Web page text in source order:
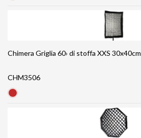
Chimera Griglia 60› di stoffa XXS 30x40cm
CHM3506